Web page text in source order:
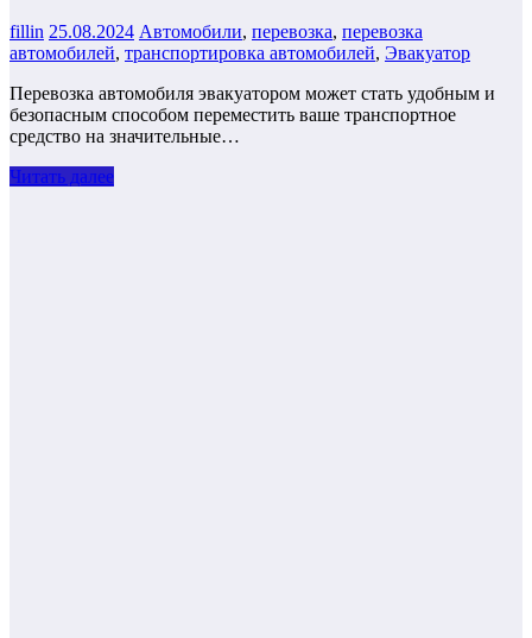
fillin 25.08.2024 Автомобили, перевозка, перевозка
автомобилей, транспортировка автомобилей, Эвакуатор
Перевозка автомобиля эвакуатором может стать удобным и
безопасным способом переместить ваше транспортное
средство на значительные…
Читать далее